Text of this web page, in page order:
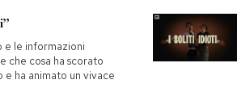
e le informazioni
che cosa ha scorato
ha animato un vivace